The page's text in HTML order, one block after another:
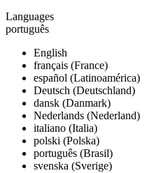
Languages
português
English
français (France)
español (Latinoamérica)
Deutsch (Deutschland)
dansk (Danmark)
Nederlands (Nederland)
italiano (Italia)
polski (Polska)
português (Brasil)
svenska (Sverige)